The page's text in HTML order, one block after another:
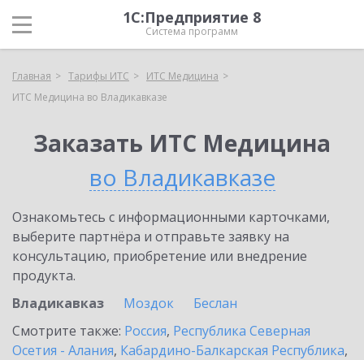
1С:Предприятие 8
Система программ
Главная Тарифы ИТС
ИТС Медицина
ИТС Медицина во Владикавказе
Заказать ИТС Медицина
во Владикавказе
Ознакомьтесь с информационными карточками,
выберите партнёра и отправьте заявку на
консультацию, приобретение или внедрение
продукта.
Владикавказ
Моздок
Беслан
Смотрите также: Россия, Республика Северная
Осетия - Алания, Кабардино-Балкарская Республика,